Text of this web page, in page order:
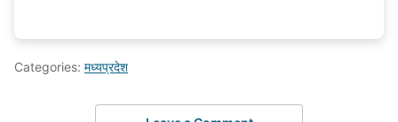
Categories: मध्यप्रदेश